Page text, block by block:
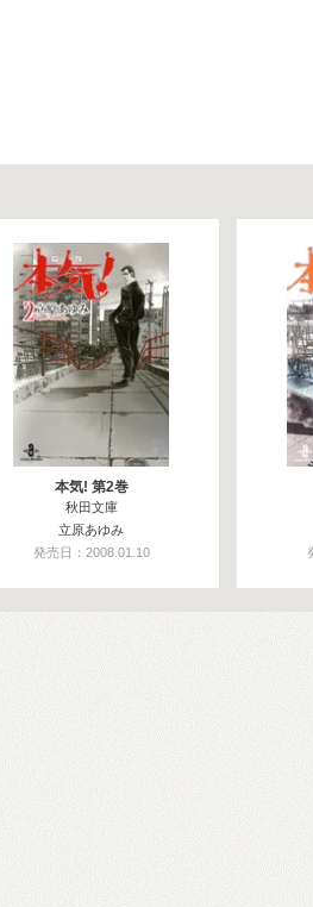
本気! 第2巻
秋田文庫
立原あゆみ
発売日：2008.01.10